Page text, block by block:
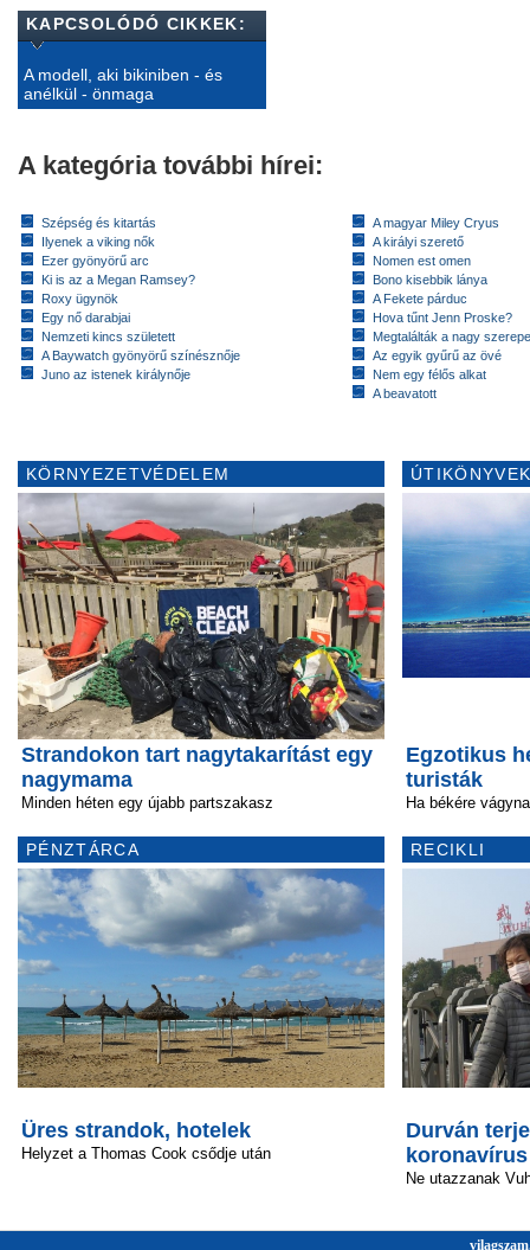
KAPCSOLÓDÓ CIKKEK:
A modell, aki bikiniben - és
anélkül - önmaga
A kategória további hírei:
Szépség és kitartás
Ilyenek a viking nők
Ezer gyönyörű arc
Ki is az a Megan Ramsey?
Roxy ügynök
Egy nő darabjai
Nemzeti kincs született
A Baywatch gyönyörű színésznője
Juno az istenek királynője
A magyar Miley Cryus
A királyi szerető
Nomen est omen
Bono kisebbik lánya
A Fekete párduc
Hova tűnt Jenn Proske?
Megtalálták a nagy
Az egyik gyűrű az övé
Nem egy félős alkat
A beavatott
KÖRNYEZETVÉDELEM
Strandokon tart nagytakarítást egy
nagymama
Minden héten egy újabb partszakasz
PÉNZTÁRCA
Üres strandok, hotelek
Helyzet a Thomas Cook csődje után
Egzotikus
turisták
Ha békére
RECIKLI
Durván
koronavírus
Ne utazzanak